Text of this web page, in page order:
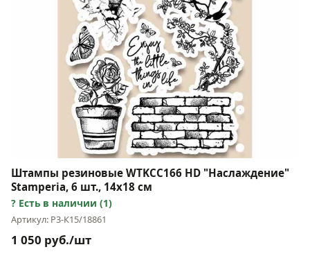
Штампы резиновые WTKCC166 HD "Наслаждение"
Stamperia, 6 шт., 14х18 см
Есть в наличии (1)
Артикул: Р3-К15/18861
1 050 руб./шт